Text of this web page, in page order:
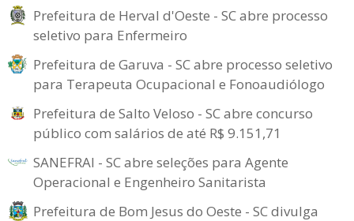
Prefeitura de Herval d'Oeste - SC abre processo
seletivo para Enfermeiro
Prefeitura de Garuva - SC abre processo seletivo
para Terapeuta Ocupacional e Fonoaudiólogo
Prefeitura de Salto Veloso - SC abre concurso
público com salários de até R$ 9.151,71
SANEFRAI - SC abre seleções para Agente
Operacional e Engenheiro Sanitarista
Prefeitura de Bom Jesus do Oeste - SC divulga